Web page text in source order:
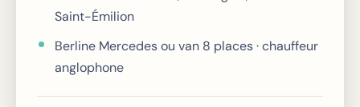
Saint-Émilion
Berline Mercedes ou van 8 places · chauffeur
anglophone